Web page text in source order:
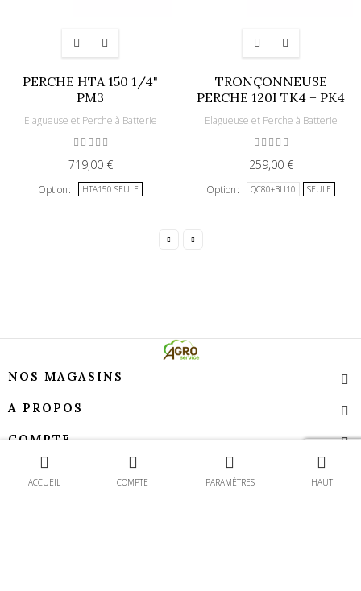
ACCUEIL COMPTE PARAMÈTRES HAUT
PERCHE HTA 150 1/4"
PM3
Elagueuse et Perche à Batterie
719,00 €
Option HTA150 SEULE
TRONÇONNEUSE
PERCHE 120I TK4 + PK4
Elagueuse et Perche à Batterie
259,00 €
Option QC80+BLI10 SEULE
NOS MAGASINS
A PROPOS
COMPTE
TEMPS D’OUVERTURE Contact